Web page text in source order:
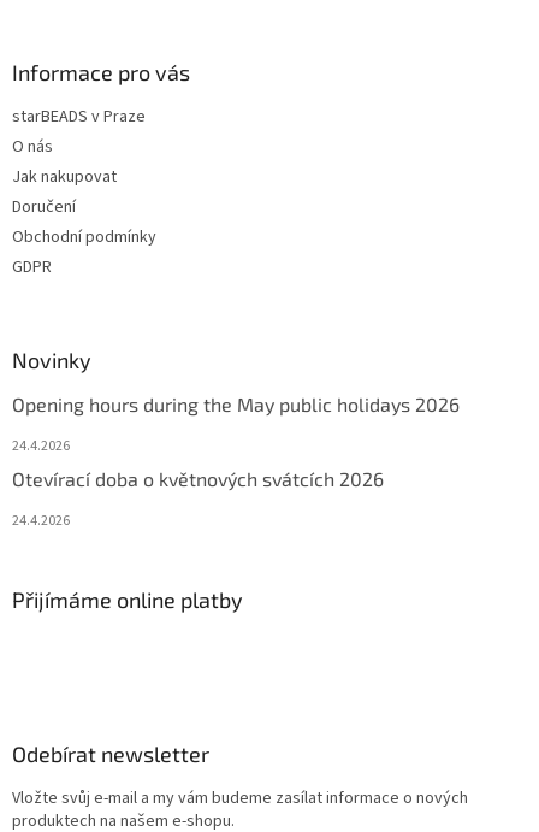
Informace pro vás
starBEADS v Praze
O nás
Jak nakupovat
Doručení
Obchodní podmínky
GDPR
Novinky
Opening hours during the May public holidays 2026
24.4.2026
Otevírací doba o květnových svátcích 2026
24.4.2026
Přijímáme online platby
Odebírat newsletter
Vložte svůj e-mail a my vám budeme zasílat informace o nových
produktech na našem e-shopu.